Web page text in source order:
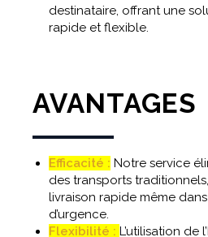
destinataire, offrant une
rapide et flexible.
AVANTAGES
Efficacité : Notre service
des transports
livraison rapide même
d’urgence.
Flexibilité : L’utilisation de